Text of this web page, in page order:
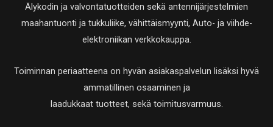
Älykodin ja valvontatuotteiden sekä antennijärjestelmien
maahantuonti ja tukkuliike, vähittäismyynti, Auto- ja viihde-
elektroniikan verkkokauppa.
Toiminnan periaatteena on hyvän asiakaspalvelun lisäksi hyvä
ammatillinen osaaminen ja
laadukkaat tuotteet, sekä toimitusvarmuus.